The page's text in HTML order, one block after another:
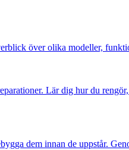
över olika modeller,
Lär dig hur du
dem innan de uppstår.